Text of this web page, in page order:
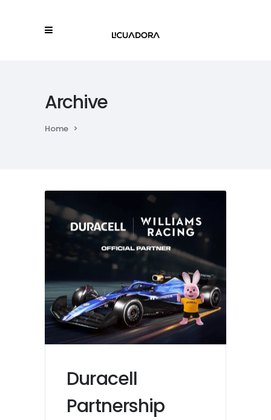
Archive
Home >
Duracell
Partnership